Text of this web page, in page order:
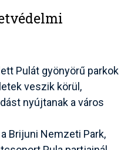
Pulát gyönyörű parkok
veszik körül,
nyújtanak a város
Brijuni Nemzeti Park,